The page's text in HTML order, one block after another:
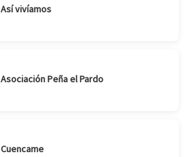
Así vivíamos
Asociación Peña el Pardo
Cuencame